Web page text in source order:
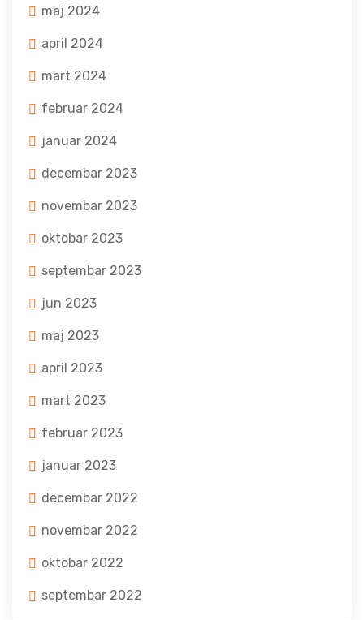
maj 2024
april 2024
mart 2024
februar 2024
januar 2024
decembar 2023
novembar 2023
oktobar 2023
septembar 2023
jun 2023
maj 2023
april 2023
mart 2023
februar 2023
januar 2023
decembar 2022
novembar 2022
oktobar 2022
septembar 2022